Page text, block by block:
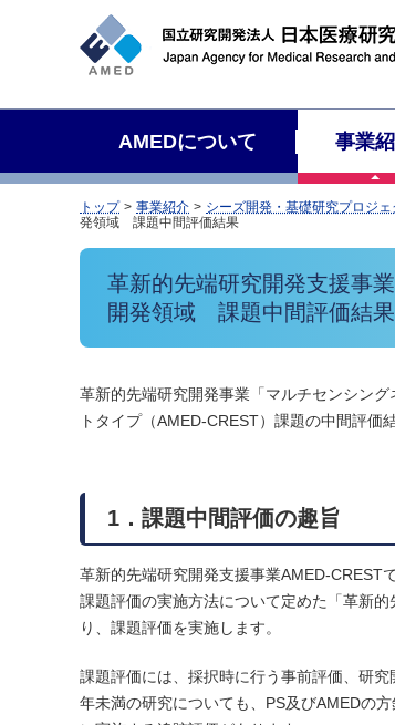
AMEDについて 事業
トップ 事業紹介 シーズ開発・基礎研究プロジェ
発領域 課題中間評価結果
革新的先端研究開発支援事
開発領域 課題中間評価結果
革新的先端研究開発事業「マルチセンシン
トタイプ（AMED-CREST）課題の中間評価
1．課題中間評価の趣旨
革新的先端研究開発支援事業AMED-CREST
課題評価の実施方法について定めた「革新
り、課題評価を実施します。
課題評価には、採択時に行う事前評価、研
年未満の研究についても、PS及びAMEDの